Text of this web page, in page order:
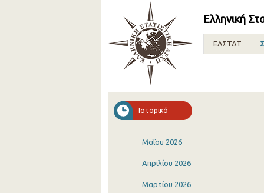
Ελληνική
ΕΛΣΤΑΤ
Ιστορικό
Μαΐου 2026
Απριλίου 2026
Μαρτίου 2026